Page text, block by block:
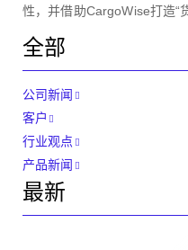
性，并借助CargoWise打造“
全部
公司新闻
客户
行业观点
产品新闻
最新